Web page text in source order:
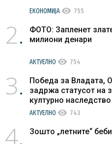
ЕКОНОМИЈА visibility 755
2
ФОТО: Запленет
милиони денари
АКТУЕЛНО visibility 754
3
Победа за Владата,
задржа статусот на
културно наследство
АКТУЕЛНО visibility 743
4 Зошто „летните“